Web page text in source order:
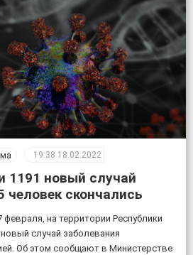
[…]
19:38 18.02.2022
1191 новый случай
человек скончались
на территории Республики
случай заболевания
Об этом сообщают в Министерстве